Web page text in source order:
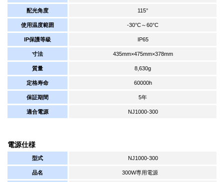
配光角度 115°
使用温度範囲 -30°C～60°C
IP保護等級 IP65
寸法 435mm×475mm×378mm
質量 8,630g
定格寿命 60000h
保証期間 5年
適合電源 NJ1000-300
電源仕様
型式 NJ1000-300
品名 300W専用電源